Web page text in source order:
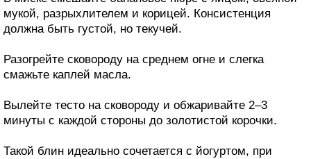
мукой, разрыхлителем и корицей. Консистенция
должна быть густой, но текучей.
Разогрейте сковороду на среднем огне и слегка
смажьте каплей масла.
Вылейте тесто на сковороду и обжаривайте 2–3
минуты с каждой стороны до золотистой корочки.
Такой блин идеально сочетается с йогуртом, при